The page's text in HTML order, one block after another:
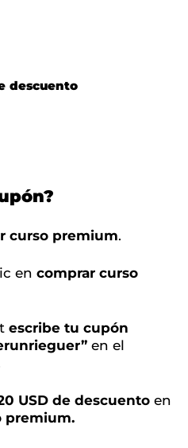
descuento
curso premium.
en comprar curso
escribe tu cupón
en el
USD de descuento en
premium.